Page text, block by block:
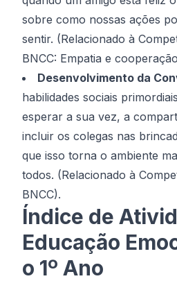
sobre como nossas ações
sentir. (Relacionado à
BNCC: Empatia e
Desenvolvimento da
habilidades sociais
esperar a sua vez, a
incluir os colegas nas
que isso torna o ambiente
todos. (Relacionado à
BNCC).
Índice de
Educação
o 1º Ano